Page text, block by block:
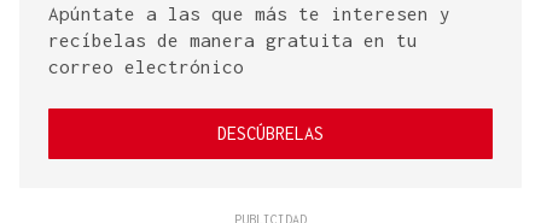
Apúntate a las que más te interesen y
recíbelas de manera gratuita en tu
correo electrónico
DESCÚBRELAS